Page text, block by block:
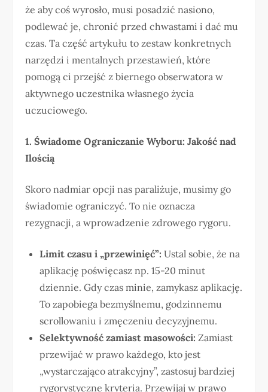
że aby coś wyrosło, musi posadzić nasiono,
podlewać je, chronić przed chwastami i dać mu
czas. Ta część artykułu to zestaw konkretnych
narzędzi i mentalnych przestawień, które
pomogą ci przejść z biernego obserwatora w
aktywnego uczestnika własnego życia
uczuciowego.
1. Świadome Ograniczanie Wyboru: Jakość nad
Ilością
Skoro nadmiar opcji nas paraliżuje, musimy go
świadomie ograniczyć. To nie oznacza
rezygnacji, a wprowadzenie zdrowego rygoru.
Limit czasu i „przewinięć”: Ustal sobie, że na
aplikację poświęcasz np. 15-20 minut
dziennie. Gdy czas minie, zamykasz aplikację.
To zapobiega bezmyślnemu, godzinnemu
scrollowaniu i zmęczeniu decyzyjnemu.
Selektywność zamiast masowości: Zamiast
przewijać w prawo każdego, kto jest
„wystarczająco atrakcyjny”, zastosuj bardziej
rygorystyczne kryteria. Przewijaj w prawo